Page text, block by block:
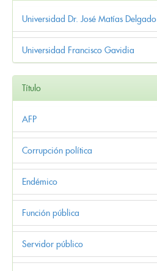
Universidad Dr. José Matías Delgado
Universidad Francisco Gavidia
Título
AFP
Corrupción política
Endémico
Función pública
Servidor público